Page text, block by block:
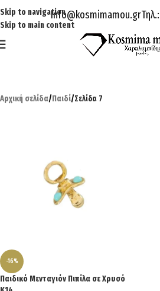
Skip to navigation
Skip to main content
Info@kosmimamou.grΤηλ.:
Αρχική σελίδα/Παιδί/Σελίδα 7
-16%
Παιδικό Μενταγιόν Πιπίλα σε Χρυσό